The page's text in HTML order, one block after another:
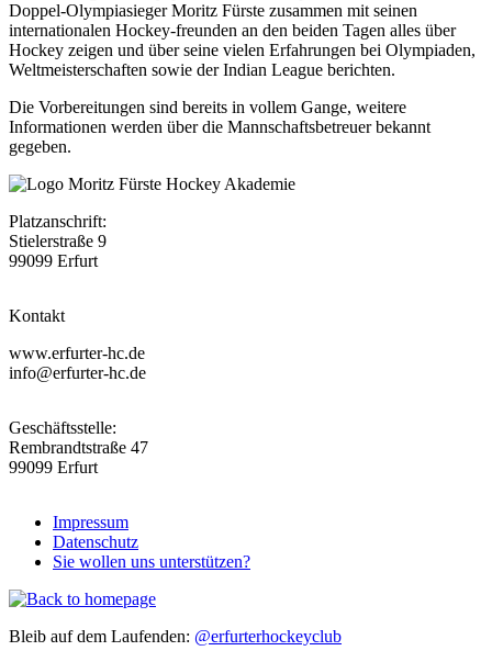
Doppel-Olympiasieger Moritz Fürste zusammen mit seinen
internationalen Hockey-freunden an den beiden Tagen alles über
Hockey zeigen und über seine vielen Erfahrungen bei Olympiaden,
Weltmeisterschaften sowie der Indian League berichten.
Die Vorbereitungen sind bereits in vollem Gange, weitere
Informationen werden über die Mannschaftsbetreuer bekannt
gegeben.
Platzanschrift:
Stielerstraße 9
99099 Erfurt
Kontakt
www.erfurter-hc.de
info@erfurter-hc.de
Geschäftsstelle:
Rembrandtstraße 47
99099 Erfurt
Fußzeile
Impressum
Datenschutz
Sie wollen uns unterstützen?
Bleib auf dem Laufenden: @erfurterhockeyclub